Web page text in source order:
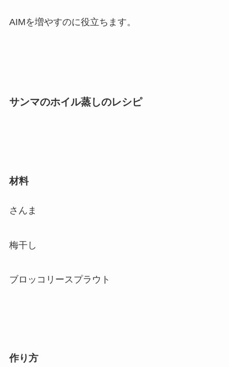
AIMを増やすのに役立ちます。
サンマのホイル蒸しのレシピ
材料
さんま
梅干し
ブロッコリースプラウト
作り方